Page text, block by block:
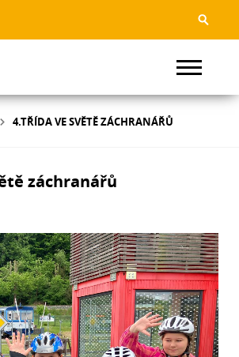
4.TŘÍDA VE SVĚTĚ ZÁCHRANÁŘŮ
záchranářů